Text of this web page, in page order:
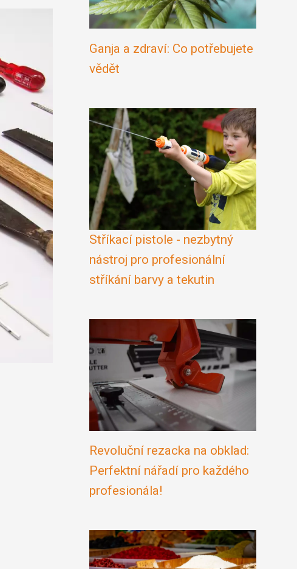
Ganja a zdraví: Co potřebujete
vědět
Stříkací pistole - nezbytný
nástroj pro profesionální
stříkání barvy a tekutin
Revoluční rezacka na obklad:
Perfektní nářadí pro každého
profesionála!